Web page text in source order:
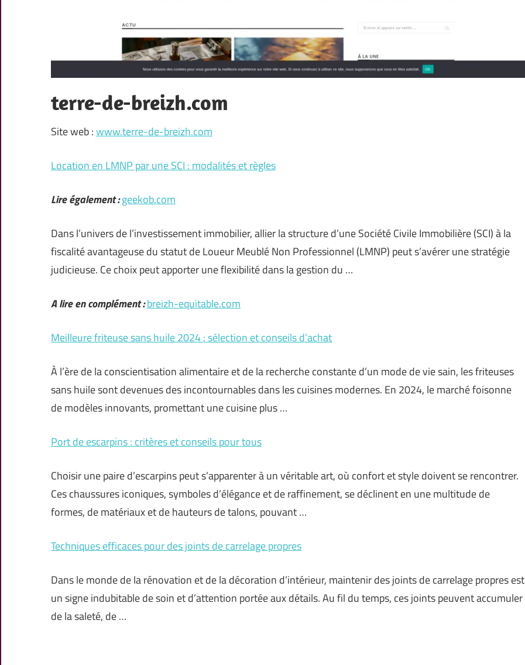
terre-de-breizh.com
Site web :www.terre-de-breizh.com
Location en LMNP par une SCI : modalités et règles
Lire également :geekob.com
Dans l’univers de l’investissement immobilier, allier la structure d’une Société Civile Immobilière (SCI) à la
fiscalité avantageuse du statut de Loueur Meublé Non Professionnel (LMNP) peut s’avérer une stratégie
judicieuse. Ce choix peut apporter une flexibilité dans la gestion du …
A lire en complément :breizh-equitable.com
Meilleure friteuse sans huile 2024 : sélection et conseils d’achat
À l’ère de la conscientisation alimentaire et de la recherche constante d’un mode de vie sain, les friteuses
sans huile sont devenues des incontournables dans les cuisines modernes. En 2024, le marché foisonne
de modèles innovants, promettant une cuisine plus …
Port de escarpins : critères et conseils pour tous
Choisir une paire d’escarpins peut s’apparenter à un véritable art, où confort et style doivent se rencontrer.
Ces chaussures iconiques, symboles d’élégance et de raffinement, se déclinent en une multitude de
formes, de matériaux et de hauteurs de talons, pouvant …
Techniques efficaces pour des joints de carrelage propres
Dans le monde de la rénovation et de la décoration d’intérieur, maintenir des joints de carrelage propres est
un signe indubitable de soin et d’attention portée aux détails. Au fil du temps, ces joints peuvent accumuler
de la saleté, de …